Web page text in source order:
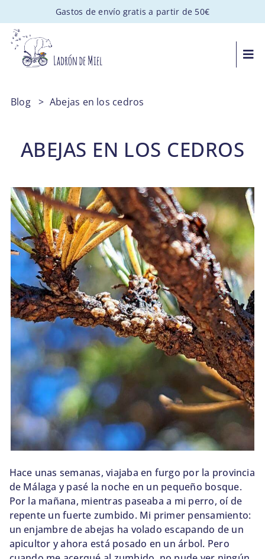
al
contenido
Gastos de envío gratis a partir de 50€
APADRINA UNA COLMENA
VISITAS
BLOG
SOBRE NOSOTROS
CONTACTO
Blog> Abejas en los cedros
ABEJAS EN LOS CEDROS
Hace unas semanas, viajaba en furgo por la provincia
de Málaga y pasé la noche en un pequeño bosque.
Por la mañana, mientras paseaba a mi perro, oí de
repente un fuerte zumbido. Mi primer pensamiento:
un enjambre de abejas ha volado escapando de un
apicultor y ahora está posado en un árbol. Pero